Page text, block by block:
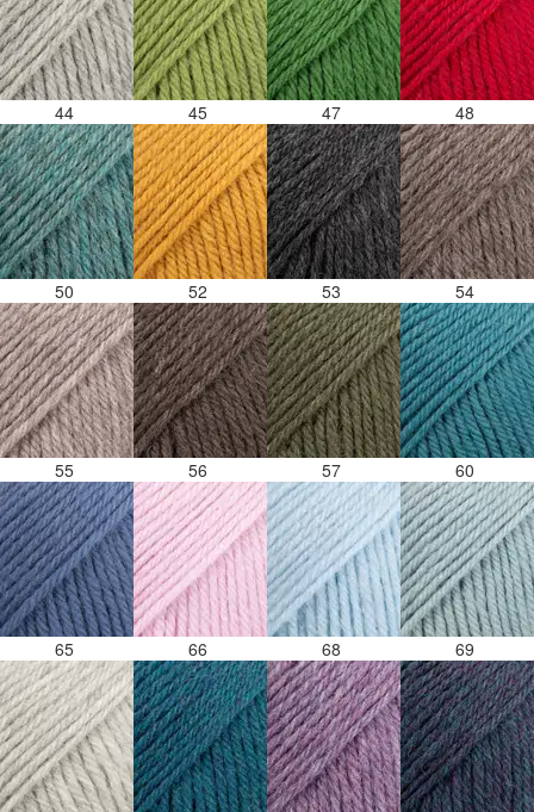
44 45 47 48
50 52 53 54
55 56 57 60
65 66 68 69